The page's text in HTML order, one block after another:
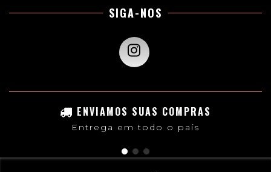
SIGA-NOS
ENVIAMOS SUAS COMPRAS
Entrega em todo o país